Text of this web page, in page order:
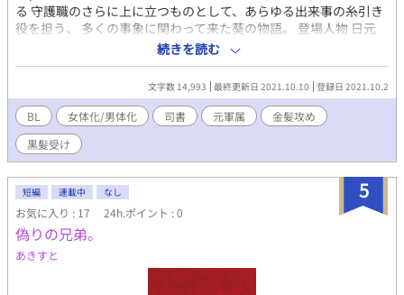
※一応のイメージを貼りつけてありますが 小説は想像の産物です
ので、各自お楽しみいただければと思います。
る 守護職のさらに上に立つものとして、あらゆる出来事の糸引き
役を担う、 多くの事象に関わって来た葵の物語。 登場人物 日元
葵（旧姓、橘） 時間にも性別にもとらわれない存在。 守護職の上
司的な存在。神出鬼没であり、 糸引き役をしたり、嫌な役回りも
こなす。 血も涙も無いわけではなく、誰よりも感受性は強い。 世
情が落ち着き始めた頃に、やっと心許せる相手が 現れたので、近
年は平穏に暮らしている。 神と人間との間に生まれた。神格を持
ち合わせているため、ほぼ不死。 髪は、カラスの濡れ羽色。瞳
は、紫色(感情の高まりによって色の変化あり) 軍に属していた
り、地獄にも出入りしたり、図書館の司書をしたり。人望もある
が、史実に関わった事がバレ無いように暮らしている。 エスカデ
との出逢いで、人生が大きく変わってしまった。 エスカデ＝ホワ
イト 葵のパートナー。過去に、葵の写真をとある人物から 見せて
もらって一目ぼれした。海の向こう側で医師をしていた。 葵の元
にやって来るのはこれで２度目。 葵の性別には、何のこだわりも
なくただその存在を 愛でている。金髪碧眼。年齢は20代後半。 ※
妊娠表現に近いものがあったりするので、苦手な方は ご注意くだ
続きを読む
文字数 14,993 最終更新日 2021.10.10 登録日 2021.10.2
BL 女体化/男体化 司書 元軍属
金髪攻め
黒髪受け
5
短編 連載中 なし
お気に入り : 17 24h.ポイント : 0
偽りの兄弟。
あきすと